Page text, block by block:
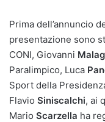
Prima dell’annuncio
presentazione sono
CONI, Giovanni
Paralimpico, Luca
Sport della
Flavio Siniscalchi, ai
Mario Scarzella ha